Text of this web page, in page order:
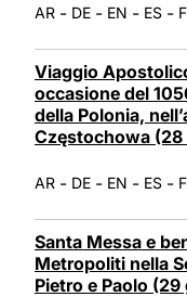
AR - DE - EN - ES -
Viaggio
occasione del
della Polonia,
Częstochowa (28
AR - DE - EN - ES -
Santa Messa e
Metropoliti nella
Pietro e Paolo